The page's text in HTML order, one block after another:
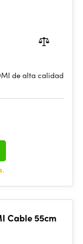
de alta calidad
Cable 55cm